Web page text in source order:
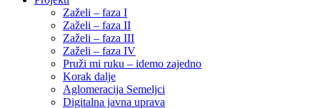
Zaželi – faza I
Zaželi – faza II
Zaželi – faza III
Zaželi – faza IV
Pruži mi ruku – idemo zajedno
Korak dalje
Aglomeracija Semeljci
Digitalna javna uprava